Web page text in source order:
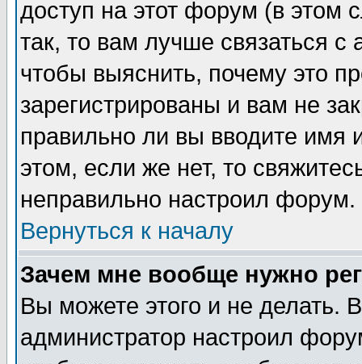
доступ на этот форум (в этом
так, то вам лучше связаться
чтобы выяснить, почему это
зарегистрированы и вам не
правильно ли вы вводите
этом, если же нет, то
неправильно настроил форум.
Вернуться к началу
Зачем мне вообще нужно
Вы можете этого и не делать.
администратор настроил